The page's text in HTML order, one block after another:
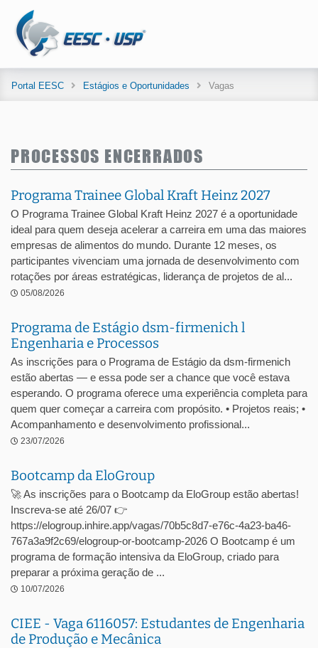
Portal EESC Estágios e Oportunidades Vagas
PROCESSOS ENCERRADOS
Programa Trainee Global Kraft Heinz 2027
O Programa Trainee Global Kraft Heinz 2027 é a oportunidade
ideal para quem deseja acelerar a carreira em uma das maiores
empresas de alimentos do mundo. Durante 12 meses, os
participantes vivenciam uma jornada de desenvolvimento com
rotações por áreas estratégicas, liderança de projetos de al...
05/08/2026
Programa de Estágio dsm-firmenich l
Engenharia e Processos
As inscrições para o Programa de Estágio da dsm-firmenich
estão abertas — e essa pode ser a chance que você estava
esperando. O programa oferece uma experiência completa para
quem quer começar a carreira com propósito. • Projetos reais; •
Acompanhamento e desenvolvimento profissional...
23/07/2026
Bootcamp da EloGroup
🚀 As inscrições para o Bootcamp da EloGroup estão abertas!
Inscreva-se até 26/07 👉
https://elogroup.inhire.app/vagas/70b5c8d7-e76c-4a23-ba46-
767a3a9f2c69/elogroup-or-bootcamp-2026 O Bootcamp é um
programa de formação intensiva da EloGroup, criado para
preparar a próxima geração de ...
10/07/2026
CIEE - Vaga 6116057: Estudantes de Engenharia
de Produção e Mecânica